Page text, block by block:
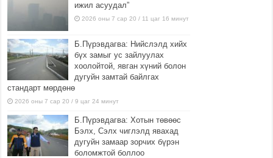
ижил асуудал”
2026 оны 7 сар 20 / 11 цаг 16 минут
Б.Пүрэвдагва: Нийслэлд хийх
бүх замыг ус зайлуулах
хоолойтой, явган хүний болон
дугуйн замтай байлгах
стандарт мөрдөнө
2026 оны 7 сар 20 / 9 цаг 24 минут
Б.Пүрэвдагва: Хотын төвөөс
Бэлх, Сэлх чиглэлд явахад
дугуйн замаар зорчих бүрэн
боломжтой боллоо